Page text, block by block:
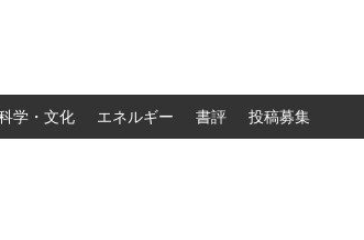
学・文化 エネルギー 書評 投稿募集